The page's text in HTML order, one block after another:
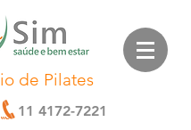
de Pilates
11 4172-7221